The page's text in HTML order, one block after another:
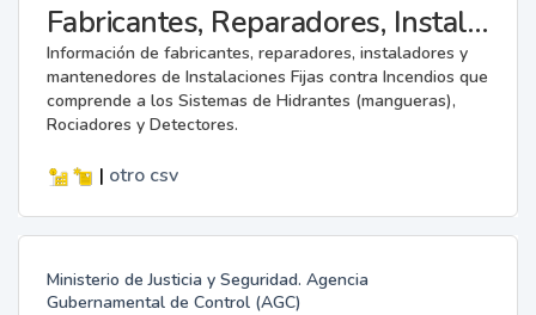
Fabricantes, Reparadores, Instaladores y Mantenedores de Instalaciones Fijas contra Incendios.
Información de fabricantes, reparadores, instaladores y
mantenedores de Instalaciones Fijas contra Incendios que
comprende a los Sistemas de Hidrantes (mangueras),
Rociadores y Detectores.
| otro csv
Ministerio de Justicia y Seguridad. Agencia
Gubernamental de Control (AGC)